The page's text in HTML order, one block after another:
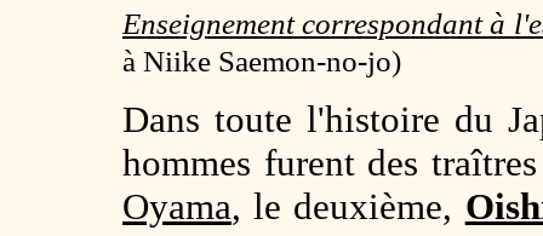
Enseignement correspondant à
à Niike Saemon-no-jo)
Dans toute l'histoire du
hommes furent des
Oyama, le deuxième,